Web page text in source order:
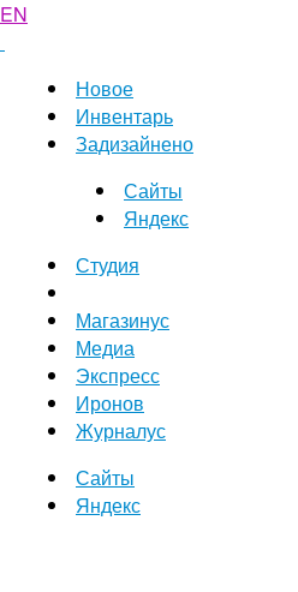
EN
Новое
Инвентарь
Задизайнено
Сайты
Яндекс
Студия
Магазинус
Медиа
Экспресс
Иронов
Журналус
Сайты
Яндекс